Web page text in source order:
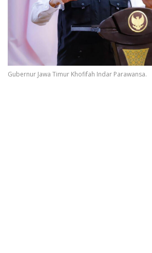
Gubernur Jawa Timur Khofifah Indar Parawansa.